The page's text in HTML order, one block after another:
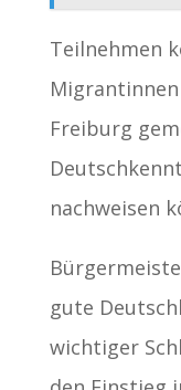
Teilnehmen
Freiburg
nachweisen
gute
wichtiger